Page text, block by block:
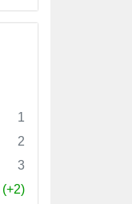
1
2
3
(+2)